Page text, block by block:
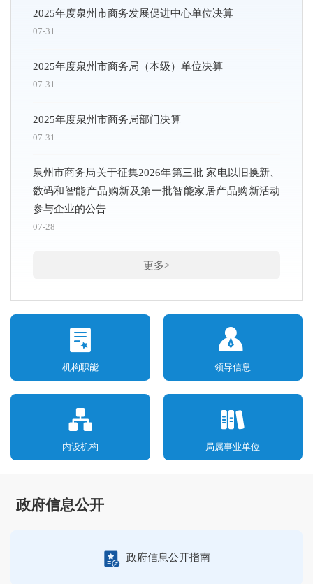
2025年度泉州市商务发展促进中心单位决算
07-31
2025年度泉州市商务局（本级）单位决算
07-31
2025年度泉州市商务局部门决算
07-31
泉州市商务局关于征集2026年第三批 家电以旧换新、
数码和智能产品购新及第一批智能家居产品购新活动
参与企业的公告
07-28
更多>
机构职能 领导信息
内设机构 局属事业单位
政府信息公开
政府信息公开指南